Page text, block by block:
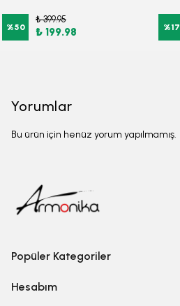
%50
₺ 399.95
₺ 199.98 %17
Yorumlar
Bu ürün için henüz yorum yapılmamış.
Popüler Kategoriler
Hesabım